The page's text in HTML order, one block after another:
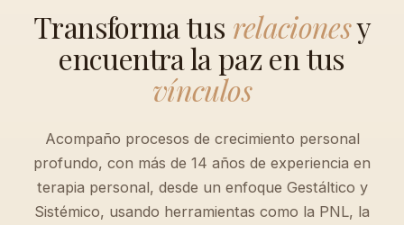
Transforma tus relacionesy
encuentra la paz en tus
vínculos
Acompaño procesos de crecimiento personal
profundo, con más de 14 años de experiencia en
terapia personal, desde un enfoque Gestáltico y
Sistémico, usando herramientas como la PNL, la